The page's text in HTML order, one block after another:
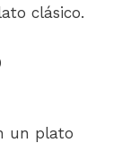
clásico.
un plato